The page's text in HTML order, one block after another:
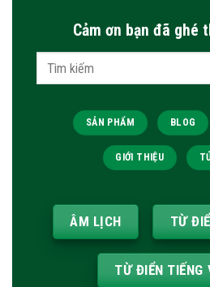
Cảm ơn bạn đã ghé
Tìm
kiếm:
SẢN PHẨM BLOG
GIỚI THIỆU
ÂM LỊCH TỪ
TỪ ĐIỂN TIẾNG